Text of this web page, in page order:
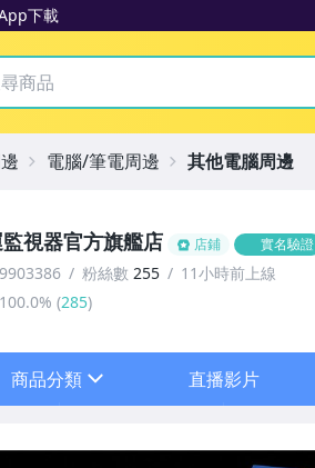
下載
拍賣
視器官方旗艦店 店鋪 實名驗證
粉絲數 255
11小時前上線
100.0% (285)
商品分類 直播影片
電腦/筆電周邊 其他電腦周邊